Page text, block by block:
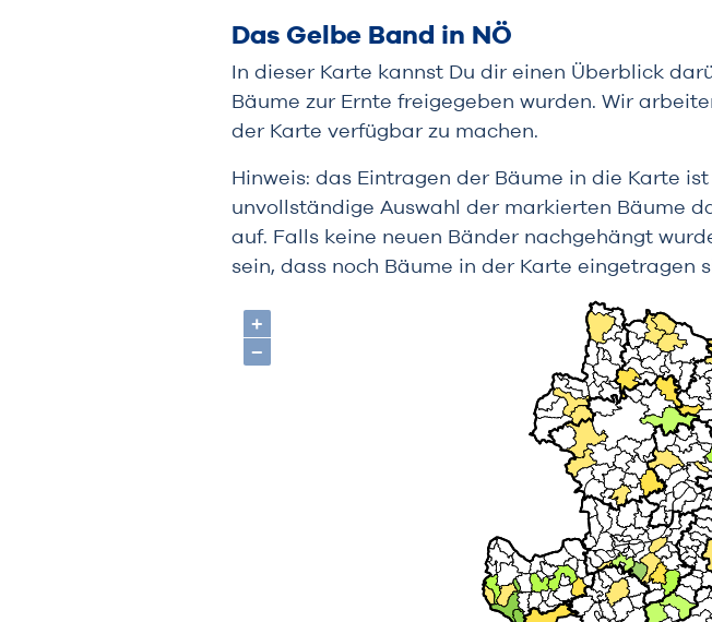
Das Gelbe Band in NÖ
In dieser Karte kannst Du dir einen Überblick
Bäume zur Ernte freigegeben wurden. Wir
der Karte verfügbar zu machen.
Hinweis: das Eintragen der Bäume in die Karte
unvollständige Auswahl der markierten Bäume
auf. Falls keine neuen Bänder nachgehängt
sein, dass noch Bäume in der Karte